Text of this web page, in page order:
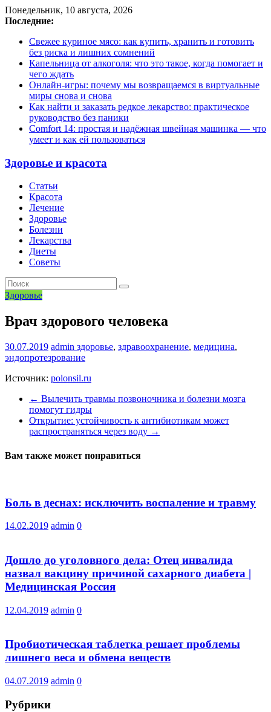
Понедельник, 10 августа, 2026
Последние:
Свежее куриное мясо: как купить, хранить и готовить
без риска и лишних сомнений
Капельница от алкоголя: что это такое, когда помогает и
чего ждать
Онлайн-игры: почему мы возвращаемся в виртуальные
миры снова и снова
Как найти и заказать редкое лекарство: практическое
руководство без паники
Comfort 14: простая и надёжная швейная машинка — что
умеет и как ей пользоваться
Здоровье и красота
Статьи
Красота
Лечение
Здоровье
Болезни
Лекарства
Диеты
Советы
Здоровье
Врач здорового человека
30.07.2019 admin здоровье, здравоохранение, медицина,
эндопротезрование
Источник: polonsil.ru
← Вылечить травмы позвоночника и болезни мозга
помогут гидры
Открытие: устойчивость к антибиотикам может
распространяться через воду →
Вам также может понравиться
Боль в деснах: исключить воспаление и травму
14.02.2019 admin 0
Дошло до уголовного дела: Отец инвалида
назвал вакцину причиной сахарного диабета |
Медицинская Россия
12.04.2019 admin 0
Пробиотическая таблетка решает проблемы
лишнего веса и обмена веществ
04.07.2019 admin 0
Рубрики